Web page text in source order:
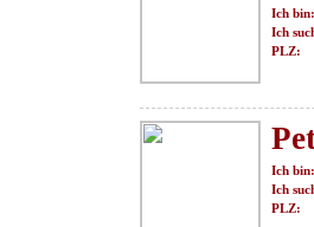
Ich bin:
Ich
PLZ:
Ich bin:
Ich
PLZ: